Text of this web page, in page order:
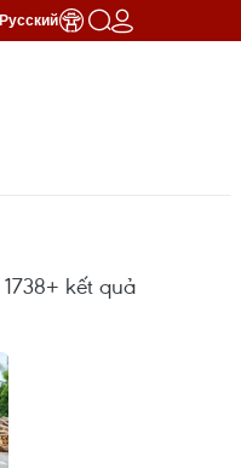
Русский
1738+ kết quả